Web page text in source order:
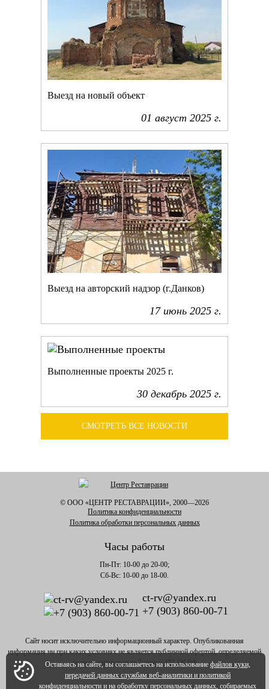
Выезд на новый объект
01 август 2025 г.
Выезд на авторский надзор (г.Данков)
17 июнь 2025 г.
Выполненные проекты 2025 г.
30 декабрь 2025 г.
СМОТРЕТЬ ВСЕ НОВОСТИ
© ООО «ЦЕНТР РЕСТАВРАЦИИ», 2000—2026
Политика конфиденциальности
Политика обработки персональных данных
Часы работы
Пн-Пт: 10-00 до 20-00;
Сб-Вс: 10-00 до 18-00.
ct-rv@yandex.ru
+7 (903) 860-00-71
Сайт носит исключительно информационный характер. Опубликованная
информация ни при каких условиях не является публичной офертой, определяемой
положениями пункта 2 статьи 437 ГК РФ
Оставаясь на сайте, вы соглашаетесь на использованиефайлов куки,
передачей данных службам веб-аналитики и политикой
конфиденциальности и наобработку персональных данных, собираемых